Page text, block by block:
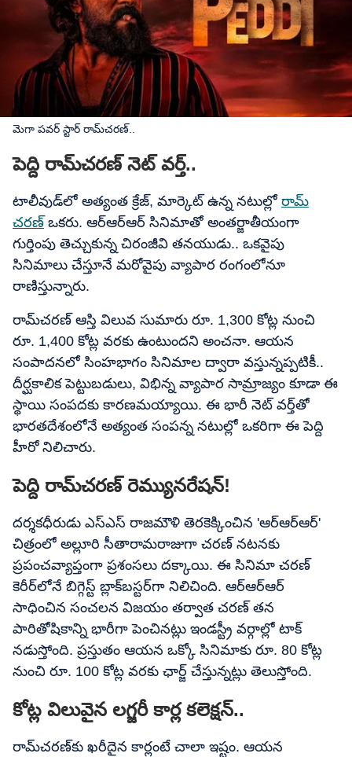
మెగా పవర్​ స్టార్ రామ్​చరణ్..
పెద్ది రామ్​చరణ్ నెట్ వర్త్..
టాలీవుడ్‌లో అత్యంత క్రేజ్, మార్కెట్ ఉన్న నటుల్లో రామ్​
చరణ్ ఒకరు. ఆర్ఆర్ఆర్ సినిమాతో అంతర్జాతీయంగా
గుర్తింపు తెచ్చుకున్న చిరంజీవి తనయుడు.. ఒకవైపు
సినిమాలు చేస్తూనే మరోవైపు వ్యాపార రంగంలోనూ
రాణిస్తున్నారు.
రామ్​చరణ్ ఆస్తి విలువ సుమారు రూ. 1,300 కోట్ల నుంచి
రూ. 1,400 కోట్ల వరకు ఉంటుందని అంచనా. ఆయన
సంపాదనలో సింహభాగం సినిమాల ద్వారా వస్తున్నప్పటికీ..
దీర్ఘకాలిక పెట్టుబడులు, విభిన్న వ్యాపార సామ్రాజ్యం కూడా ఈ
స్థాయి సంపదకు కారణమయ్యాయి. ఈ భారీ నెట్ వర్త్‌తో
భారతదేశంలోనే అత్యంత సంపన్న నటుల్లో ఒకరిగా ఈ పెద్ది
హీరో నిలిచారు.
పెద్ది రామ్​చరణ్ రెమ్యునరేషన్!
దర్శకధీరుడు ఎస్ఎస్ రాజమౌళి తెరకెక్కించిన 'ఆర్‌ఆర్‌ఆర్'
చిత్రంలో అల్లూరి సీతారామరాజుగా చరణ్ నటనకు
ప్రపంచవ్యాప్తంగా ప్రశంసలు దక్కాయి. ఈ సినిమా చరణ్
కెరీర్‌లోనే బిగ్గెస్ట్ బ్లాక్‌బస్టర్‌గా నిలిచింది. ఆర్‌ఆర్‌ఆర్
సాధించిన సంచలన విజయం తర్వాత చరణ్ తన
పారితోషికాన్ని భారీగా పెంచినట్లు ఇండస్ట్రీ వర్గాల్లో టాక్
నడుస్తోంది. ప్రస్తుతం ఆయన ఒక్కో సినిమాకు రూ. 80 కోట్ల
నుంచి రూ. 100 కోట్ల వరకు ఛార్జ్ చేస్తున్నట్లు తెలుస్తోంది.
కోట్ల విలువైన లగ్జరీ కార్ల కలెక్షన్..
రామ్​చరణ్‌కు ఖరీదైన కార్లంటే చాలా ఇష్టం. ఆయన